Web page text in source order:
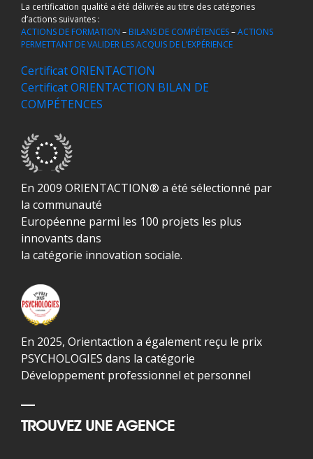
La certification qualité a été délivrée au titre des catégories
d’actions suivantes :
ACTIONS DE FORMATION – BILANS DE COMPÉTENCES–ACTIONS
PERMETTANT DE VALIDER LES ACQUIS DE L’EXPÉRIENCE
Certificat ORIENTACTION
Certificat ORIENTACTION BILAN DE
COMPÉTENCES
En 2009 ORIENTACTION® a été sélectionné par
la communauté
Européenne parmi les 100 projets les plus
innovants dans
la catégorie innovation sociale.
En 2025, Orientaction a également reçu le prix
PSYCHOLOGIES dans la catégorie
Développement professionnel et personnel
TROUVEZ UNE AGENCE